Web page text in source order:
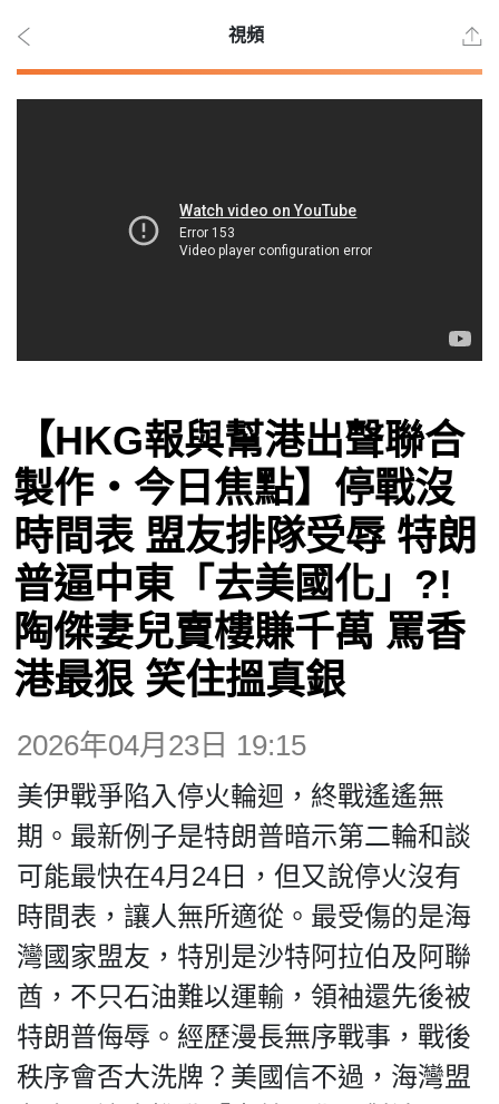
時事
觀點
博客
投票
視頻
昔日
系列
活動
關於我們
視頻
【HKG報與幫港出聲聯合
製作‧今日焦點】停戰沒
時間表 盟友排隊受辱 特朗
普逼中東「去美國化」?!
陶傑妻兒賣樓賺千萬 罵香
港最狠 笑住搵真銀
2026年04月23日 19:15
美伊戰爭陷入停火輪迴，終戰遙遙無
期。最新例子是特朗普暗示第二輪和談
可能最快在4月24日，但又說停火沒有
時間表，讓人無所適從。最受傷的是海
灣國家盟友，特別是沙特阿拉伯及阿聯
酋，不只石油難以運輸，領袖還先後被
特朗普侮辱。經歷漫長無序戰事，戰後
秩序會否大洗牌？美國信不過，海灣盟